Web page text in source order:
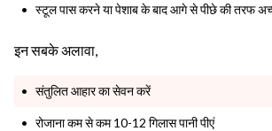
स्टूल पास करने या पेशाब के बाद आगे से पीछे की तरफ
इन सबके अलावा,
संतुलित आहार का सेवन करें
रोजाना कम से कम 10-12 गिलास पानी पीएं